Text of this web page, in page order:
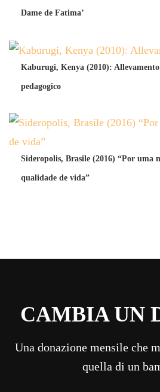
Dame de Fatima’
Kaburugi, Kenya (2010): Allevamento
pedagogico
Sideropolis, Brasile (2016) “Por uma
qualidade de vida”
CAMBIA UN
Una donazione mensile che
quella di un